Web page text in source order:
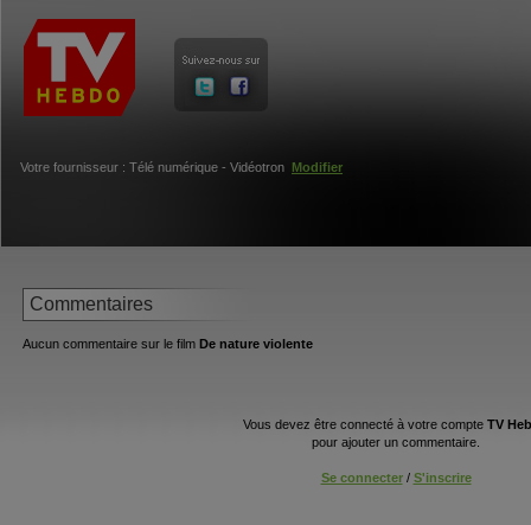
Votre fournisseur : Télé numérique - Vidéotron Modifier
Commentaires
Aucun commentaire sur le film De nature violente
Vous devez être connecté à votre compte TV
pour ajouter un commentaire.
Se connecter/ S'inscrire